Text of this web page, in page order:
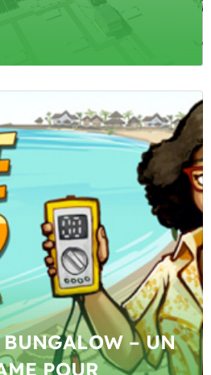
– UN
POUR